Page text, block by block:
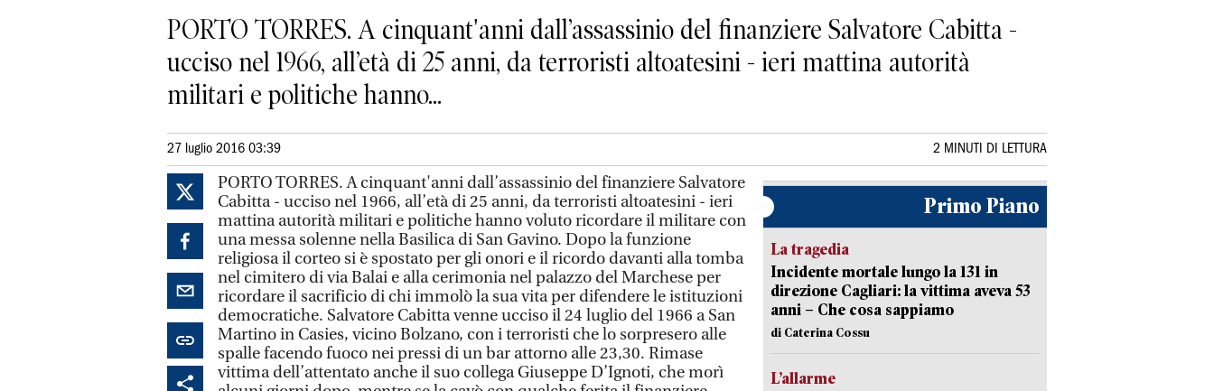
PORTO TORRES. A cinquant'anni dall’assassinio del finanziere Salvatore Cabitta -
ucciso nel 1966, all’età di 25 anni, da terroristi altoatesini - ieri mattina autorità
militari e politiche hanno...
27 luglio 2016 03:39 2 MINUTI DI LETTURA
PORTO TORRES. A cinquant'anni dall’assassinio del finanziere Salvatore
Cabitta - ucciso nel 1966, all’età di 25 anni, da terroristi altoatesini - ieri
mattina autorità militari e politiche hanno voluto ricordare il militare con
una messa solenne nella Basilica di San Gavino. Dopo la funzione
religiosa il corteo si è spostato per gli onori e il ricordo davanti alla tomba
nel cimitero di via Balai e alla cerimonia nel palazzo del Marchese per
ricordare il sacrificio di chi immolò la sua vita per difendere le istituzioni
democratiche. Salvatore Cabitta venne ucciso il 24 luglio del 1966 a San
Martino in Casies, vicino Bolzano, con i terroristi che lo sorpresero alle
spalle facendo fuoco nei pressi di un bar attorno alle 23,30. Rimase
vittima dell’attentato anche il suo collega Giuseppe D’Ignoti, che morì
Primo Piano
La tragedia
Incidente mortale lungo la 131 in
direzione Cagliari: la vittima aveva 53
anni – Che cosa sappiamo
di Caterina Cossu
L’allarme